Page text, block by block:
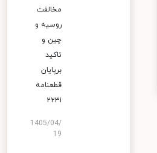
مخالفت
روسیه و
چین و
تاکید
برپایان
قطعنامه
۲۲۳۱
1405/04/
19